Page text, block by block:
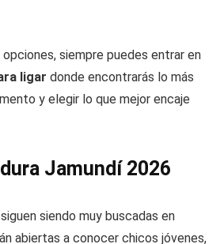
siempre puedes entrar en
ligar donde encontrarás lo más
y elegir lo que mejor encaje
Jamundí 2026
siendo muy buscadas en
abiertas a conocer chicos jóvenes,